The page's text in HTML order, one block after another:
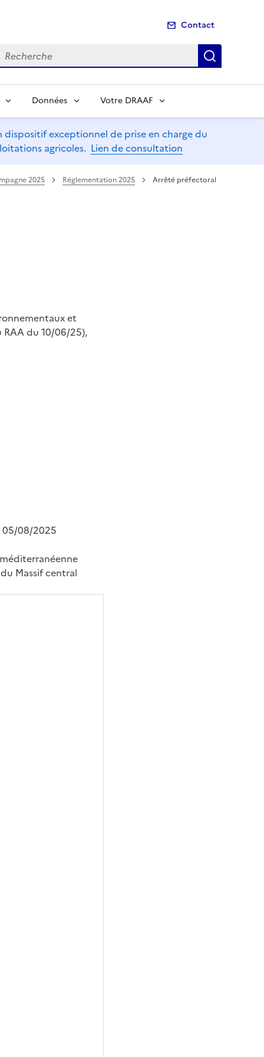
Contact
Recherche
Données Votre DRAAF
exceptionnel de prise en charge du
agricoles. Lien de consultation
2025 Réglementation 2025
Arrêté préfectoral
et
du 10/06/25),
05/08/2025
Massif central